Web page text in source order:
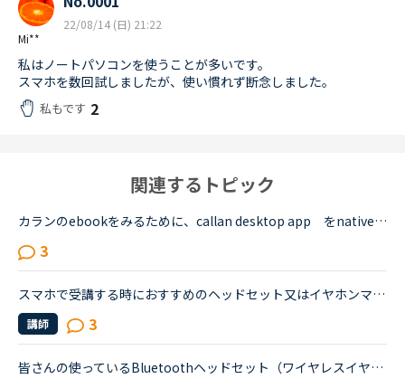
Mi**
22/08/14 (日) 21:22
私はノートパソコンを使うことが多いです。
スマホを数回試しましたが、使い慣れず断念しました。
私もです 2
関連するトピック
カランのebookをみるために、callan desktop app をnativecampのホームページの方法に沿ってダウンロードしました。pcにインストールし、デスクトップ上にアイコンが出来ました。アイコンをクリックしても、無反...
3
スマホで受講する時におすすめのヘッドセット又はイヤホンマイクはありますか?初めまして。トライアル期間が終わり、今日から正式にNCに入会した者です。普段はノートパソコンで受講しているのですが、無線Wi-Fi...
講師 3
皆さんの使っているBluetoothヘッドセット（ワイヤレスイヤホンマイク）を教えてください！最近、パソコンの挙動が怪しくなってきたため、Android版のアプリを使い始めました。すると、①スマホのマイク＆イヤホン...